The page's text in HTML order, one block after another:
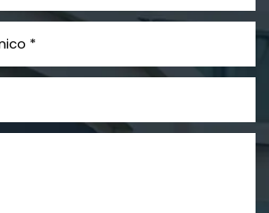
es el mesotelioma?